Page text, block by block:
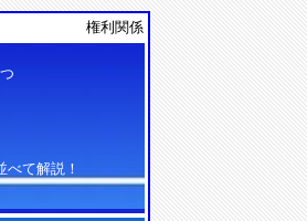
権利関係
て解説！